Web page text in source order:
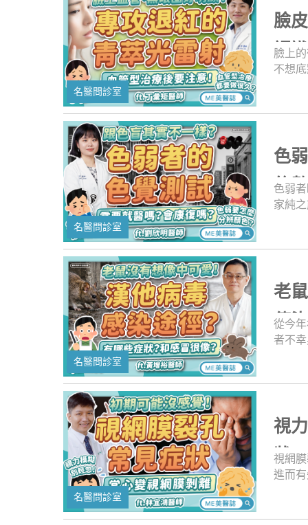
名醫問診室
臉
認
臉上
不想
血管
人斑
現在
定吧！
名醫問診室
色
的
色弱
家純
其實
影響
診室
成因
中的
名醫問診室
老
傳
從今
者不
理髒
路徑
室》
名醫問診室
視
狀
視網
進而
醫師